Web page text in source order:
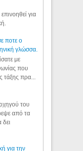
για
ποτε ο
γλώσσα.
με
που
τάξης πρα...
του
από τα
για την